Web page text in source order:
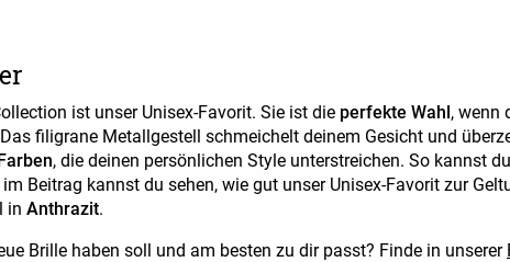
ist unser Unisex-Favorit. Sie ist die perfekte Wahl, wenn
filigrane Metallgestell schmeichelt deinem Gesicht und
, die deinen persönlichen Style unterstreichen. So kannst
Beitrag kannst du sehen, wie gut unser Unisex-Favorit zur
in Anthrazit.
Brille haben soll und am besten zu dir passt? Finde in unserer